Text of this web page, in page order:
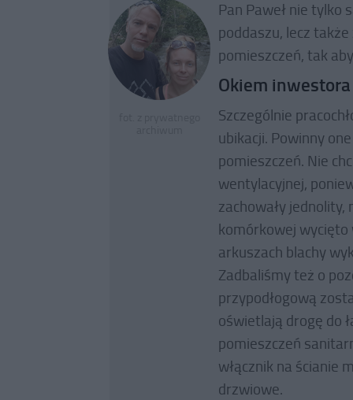
Pan Paweł nie tylko
poddaszu, lecz
pomieszczeń, tak
Okiem inwestora
Szczególnie
ubikacji. Powinny
pomieszczeń. Nie
wentylacyjnej,
zachowały jednolity,
komórkowej
arkuszach blachy
Zadbaliśmy też o
przypodłogową
oświetlają drogę do
pomieszczeń
włącznik na ścianie
drzwiowe.